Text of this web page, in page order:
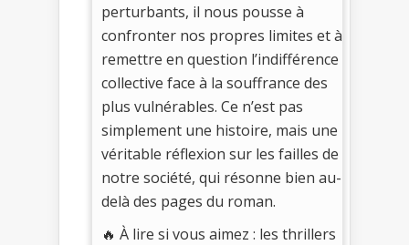
perturbants, il nous pousse à
confronter nos propres limites et à
remettre en question l’indifférence
collective face à la souffrance des
plus vulnérables. Ce n’est pas
simplement une histoire, mais une
véritable réflexion sur les failles de
notre société, qui résonne bien au-
delà des pages du roman.
🔥 À lire si vous aimez : les thrillers